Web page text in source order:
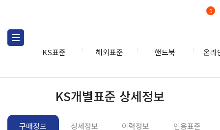
KS표준 해외표준 핸드북 온라
0
KS개별표준 상세정보
구매정보 상세정보 이력정보 인용표준